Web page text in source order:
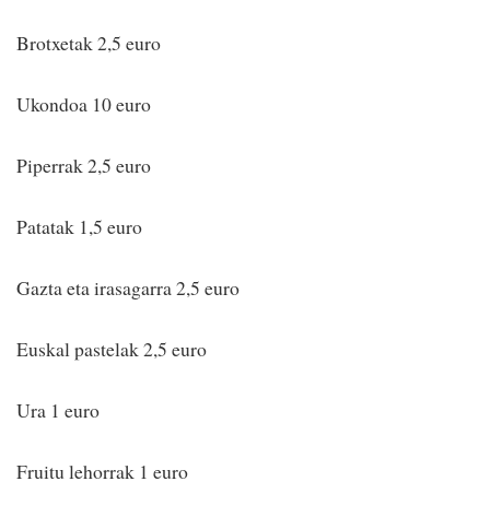
Brotxetak 2,5 euro
Ukondoa 10 euro
Piperrak 2,5 euro
Patatak 1,5 euro
Gazta eta irasagarra 2,5 euro
Euskal pastelak 2,5 euro
Ura 1 euro
Fruitu lehorrak 1 euro